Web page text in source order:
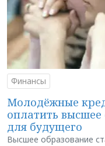
Финансы
Молодёжные
оплатить высшее
для будущего
Высшее образование